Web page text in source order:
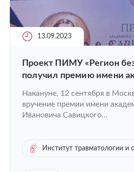
13.09.2023
Проект ПИМУ «Регион
получил премию имени
Александра Ивановича
Накануне, 12 сентября в
вручение премии имени
Ивановича Савицкого...
Институт травматологии и